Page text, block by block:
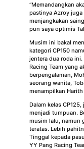
“Memandangkan
pastinya Azroy juga
menjangkakan
pun saya optimis
Musim ini bakal
kategori CP150
jentera dua roda
Racing Team yang
berpengalaman,
seorang wanita,
menampilkan Harith
Dalam kelas
menjadi tumpuan.
musim lalu, namun
teratas. Lebih
Tinggal kepada
YY Pang Racing